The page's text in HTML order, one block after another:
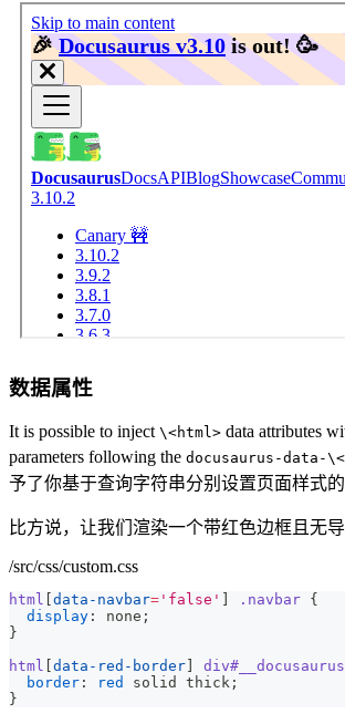
数据属性
It is possible to inject \<html> data attributes
parameters following the docusaurus-data-
予了你基于查询字符串分别设置页面样式的
比方说，让我们渲染一个带红色边框且无导
/src/css/custom.css
html [data-navbar= 'false' ] .navbar {
display : none ;
}
html [data-red-border] div#__docusaurus
border : red solid thick ;
}